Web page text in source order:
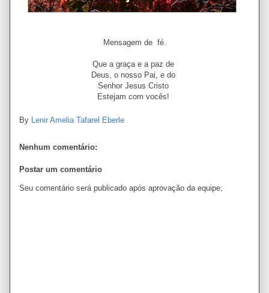
Mensagem de fé.
Que a graça e a paz de
Deus, o nosso Pai, e do
Senhor Jesus Cristo
Estejam com vocês!
By Lenir Amelia Tafarel Eberle
Nenhum comentário:
Postar um comentário
Seu comentário será publicado após aprovação da equipe;